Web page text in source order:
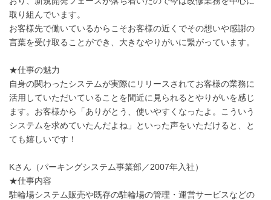
取り組んでいます。
お客様先で働いているからこそお客様の近くでその想いや感謝の
言葉を受け取ることができ、大きなやりがいに繋がっています。
★仕事の魅力
自身の関わったシステムが実際にリリースされてお客様の業務に
活用していただいていることを間近に見られるとやりがいを感じ
ます。お客様から「ありがとう、使いやすくなったよ。こういう
システムを求めていたんだよね」といった声をいただけると、と
ても嬉しいです！
Kさん（パーキングシステム事業部／2007年入社）
★仕事内容
駐輪場システム販売や既存の駐輪場の管理・運営サービスなどの